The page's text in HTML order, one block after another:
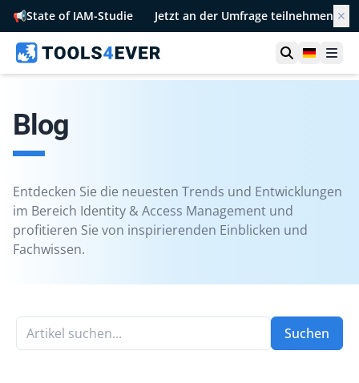
📢State of IAM-Studie Jetzt an der Umfrage teilnehmen ✕
Suche
Blog
Entdecken Sie die neuesten Trends und Entwicklungen
im Bereich Identity & Access Management und
profitieren Sie von inspirierenden Einblicken und
Fachwissen.
Artikel suchen... Suchen